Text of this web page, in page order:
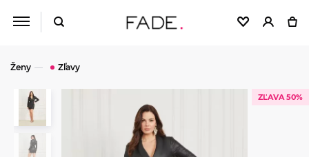
Ženy Zľavy
ZĽAVA 50%